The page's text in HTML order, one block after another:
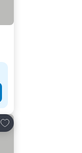
Lisää suosikkeihin